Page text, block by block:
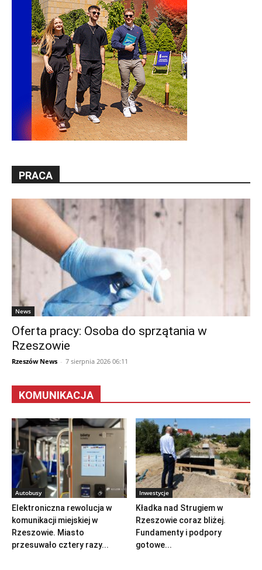
PRACA
News
Oferta pracy: Osoba do sprzątania w
Rzeszowie
Rzeszów News - 7 sierpnia 2026 06:11
KOMUNIKACJA
Autobusy
Elektroniczna rewolucja w
komunikacji miejskiej w
Rzeszowie. Miasto
przesuwało cztery razy...
Inwestycje
Kładka nad Strugiem w
Rzeszowie coraz bliżej.
Fundamenty i podpory
gotowe...